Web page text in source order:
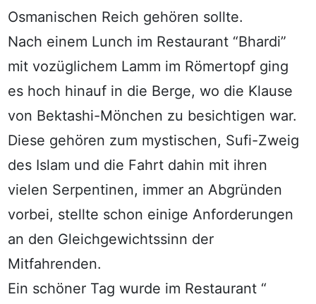
Osmanischen Reich gehören sollte.
Nach einem Lunch im Restaurant “Bhardi”
mit vozüglichem Lamm im Römertopf ging
es hoch hinauf in die Berge, wo die Klause
von Bektashi-Mönchen zu besichtigen war.
Diese gehören zum mystischen, Sufi-Zweig
des Islam und die Fahrt dahin mit ihren
vielen Serpentinen, immer an Abgründen
vorbei, stellte schon einige Anforderungen
an den Gleichgewichtssinn der
Mitfahrenden.
Ein schöner Tag wurde im Restaurant “